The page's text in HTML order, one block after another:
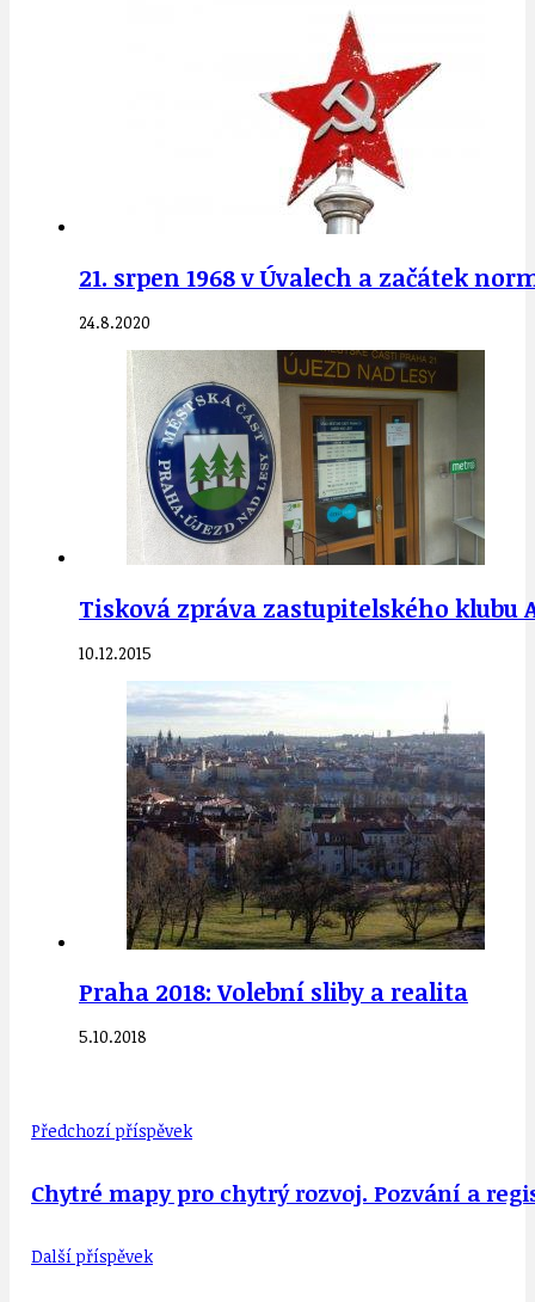
21. srpen 1968 v Úvalech a začátek
24.8.2020
Tisková zpráva zastupitelského klubu
10.12.2015
Praha 2018: Volební sliby a realita
5.10.2018
Předchozí příspěvek
Chytré mapy pro chytrý rozvoj. Pozvání a
Další příspěvek